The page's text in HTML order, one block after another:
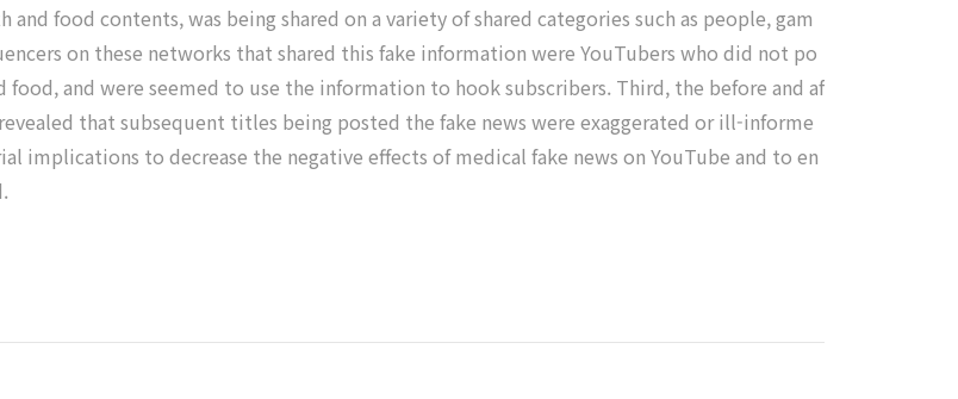
food contents, was being shared on a variety of shared categories such as people, gam
on these networks that shared this fake information were YouTubers who did not po
and were seemed to use the information to hook subscribers. Third, the before and af
that subsequent titles being posted the fake news were exaggerated or ill-informe
implications to decrease the negative effects of medical fake news on YouTube and to en